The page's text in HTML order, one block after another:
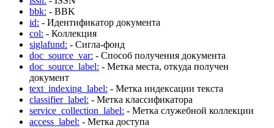
bbk: - BBK
id: - Идентификатор документа
col: - Коллекция
siglafund: - Сигла-фонд
doc_source_var: - Способ получения документа
doc_source_label: - Метка места, откуда получен
документ
text_indexing_label: - Метка индексации текста
classifier_label: - Метка классификатора
service_collection_label: - Метка служебной коллекции
access_label: - Метка доступа